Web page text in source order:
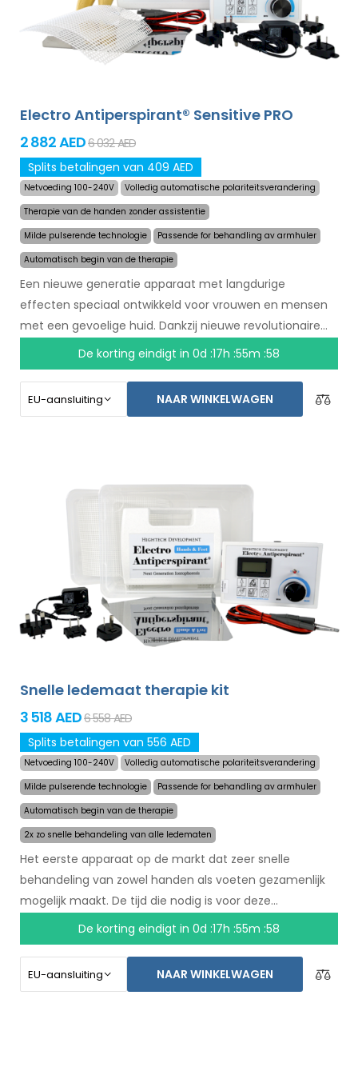
Electro Antiperspirant® Sensitive PRO
2 882 AED6 032 AED
Splits betalingen van 409 AED
Netvoeding 100-240V
Volledig automatische polariteitsverandering
Therapie van de handen zonder assistentie
Milde pulserende technologie
Passende for behandling av armhuler
Automatisch begin van de therapie
Een nieuwe generatie apparaat met langdurige
effecten speciaal ontwikkeld voor vrouwen en mensen
met een gevoelige huid. Dankzij nieuwe revolutionaire
technologie kan het zweten in een mum van tijd
stoppen voor een langere tijd. Speciaal gemaakt voor
het behandelen van de voeten, oksels, en beide handen
zonder de assistentie van een ander persoon (allemaal
De korting eindigt in 0d :17h :55m :57
NAAR WINKELWAGEN
Snelle ledemaat therapie kit
3 518 AED6 558 AED
Splits betalingen van 556 AED
Netvoeding 100-240V
Volledig automatische polariteitsverandering
Milde pulserende technologie
Passende for behandling av armhuler
Automatisch begin van de therapie
2x zo snelle behandeling van alle ledematen
Het eerste apparaat op de markt dat zeer snelle
behandeling van zowel handen als voeten gezamenlijk
mogelijk maakt. De tijd die nodig is voor deze
behandeling is teruggebracht naar 24 minuten, en het
langdurige effect van de behandeling is hetzelfde
gebleven. Met een automatisch systeem bent u niet
meer afhankelijk van een ander persoon. Zorg voor
De korting eindigt in 0d :17h :55m :57
NAAR WINKELWAGEN